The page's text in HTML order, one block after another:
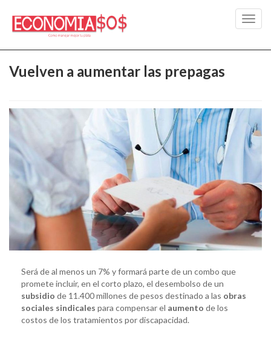
Vuelven a aumentar las prepagas
Será de al menos un 7% y formará parte de un combo que
promete incluir, en el corto plazo, el desembolso de un
subsidio de 11.400 millones de pesos destinado a las obras
sociales sindicales para compensar el aumento de los
costos de los tratamientos por discapacidad.